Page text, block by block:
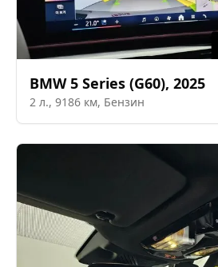
BMW 5 Series (G60), 2025
2 л., 9186 км, Бензин